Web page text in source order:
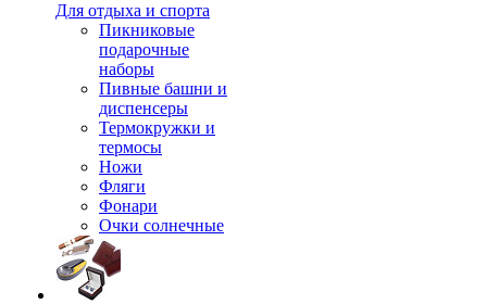
Для отдыха и спорта
Пикниковые
подарочные
наборы
Пивные башни и
диспенсеры
Термокружки и
термосы
Ножи
Фляги
Фонари
Очки солнечные